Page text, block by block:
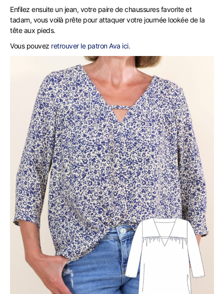
Enfilez ensuite un jean, votre paire de chaussures favorite et
tadam, vous voilà prête pour attaquer votre journée lookée de la
tête aux pieds.
Vous pouvez retrouver le patron Ava ici.